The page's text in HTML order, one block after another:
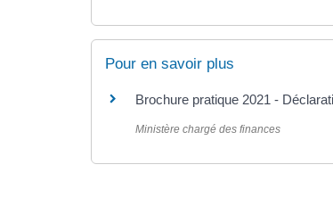
Pour en savoir plus
Brochure pratique 2021 -
Ministère chargé des finances